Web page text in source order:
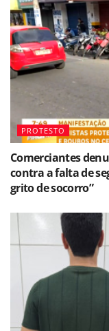
PROTESTO
Comerciantes
contra a falta de
grito de socorro”